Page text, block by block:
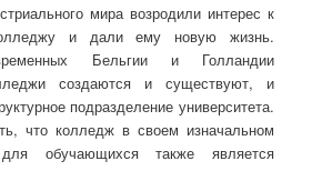
мира возродили интерес к
и дали ему новую жизнь.
Бельгии и Голландии
создаются и существуют, и
подразделение университета.
что колледж в своем изначальном
обучающихся также является